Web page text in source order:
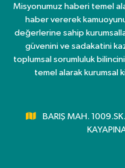
Misyonumuz haberi temel
haber vererek
değerlerine sahip
güvenini ve sadakatini
toplumsal sorumluluk
temel alarak kurumsal
BARIŞ MAH.